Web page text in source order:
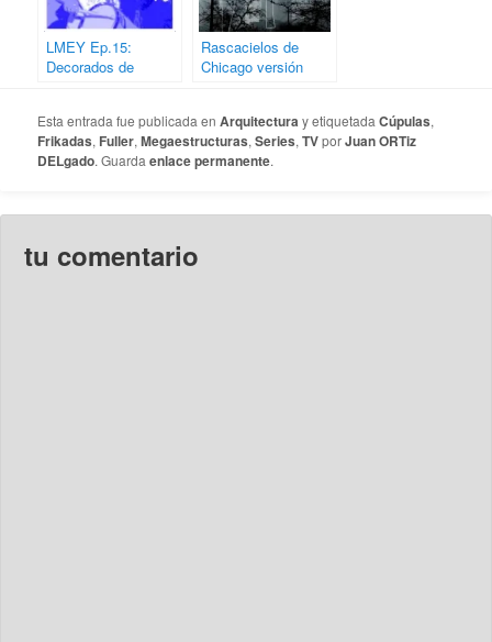
LMEY Ep.15:
Decorados de
Rascacielos de
Chicago versión
Esta entrada fue publicada enArquitecturay etiquetadaCúpulas,
Frikadas, Fuller,Megaestructuras,Series,TVporJuan ORTiz
DELgado. Guardaenlace permanente.
tu comentario